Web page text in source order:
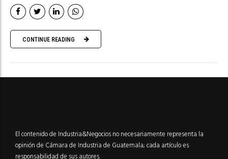
CONTINUE READING
El contenido de Industria&Negocios no necesariamente representa la
opinión de Cámara de Industria de Guatemala; cada artículo es
responsabilidad de sus autores.